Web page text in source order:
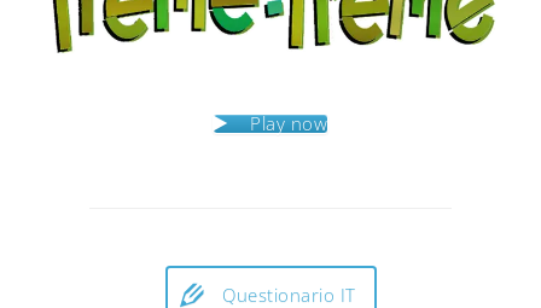
Play now
Questionario IT